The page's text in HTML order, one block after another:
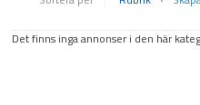
Det finns inga annonser i den här